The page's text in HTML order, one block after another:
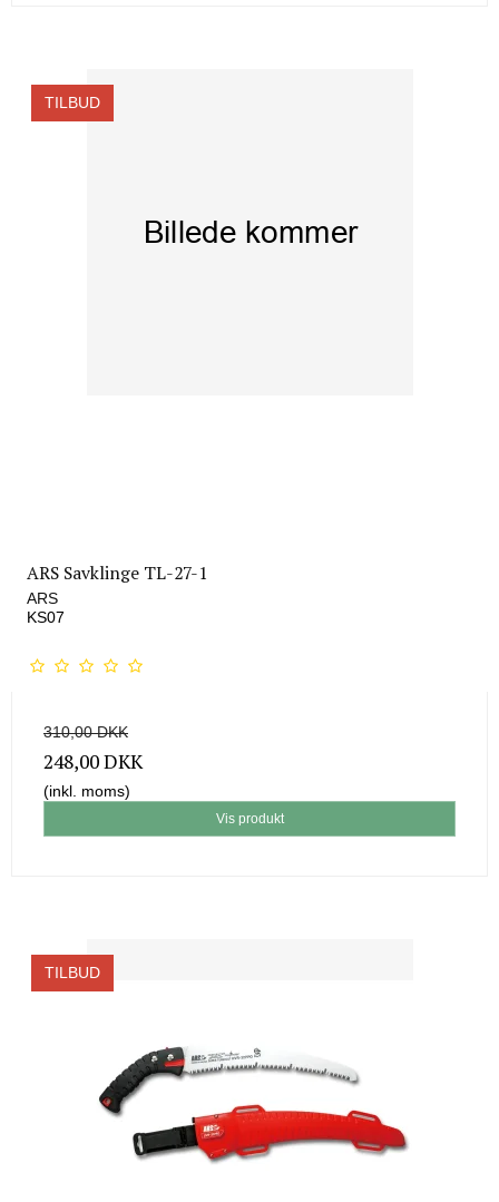
TILBUD
ARS Savklinge TL-27-1
ARS
KS07
310,00 DKK
248,00 DKK
(inkl. moms)
Vis produkt
TILBUD